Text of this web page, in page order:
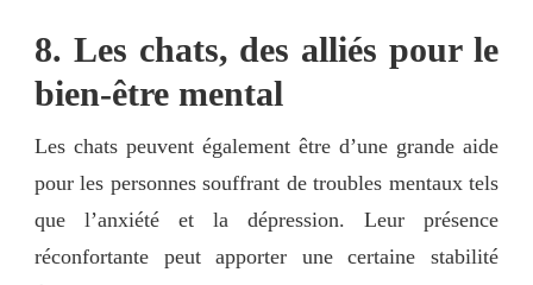
8. Les chats, des alliés pour le
bien-être mental
Les chats peuvent également être d’une grande aide
pour les personnes souffrant de troubles mentaux tels
que l’anxiété et la dépression. Leur présence
réconfortante peut apporter une certaine stabilité